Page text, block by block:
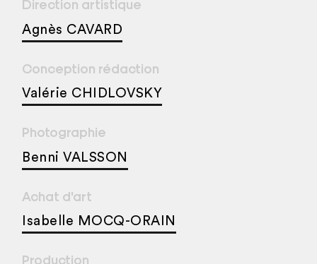
Direction artistique
Agnès CAVARD
Conception rédaction
Valérie CHIDLOVSKY
Photographie
Benni VALSSON
Achat d'art
Isabelle MOCQ-ORAIN
Production